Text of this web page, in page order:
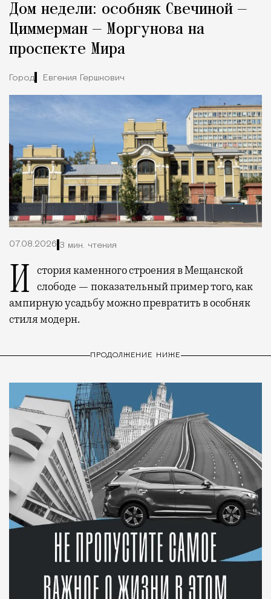
Город
Дом недели: особняк Свечиной —
Циммерман — Моргунова на
проспекте Мира
Город Евгения Гершкович
07.08.2026 3 мин. чтения
История каменного строения в Мещанской слободе — показательный пример того, как
ампирную усадьбу можно превратить в особняк
стиля модерн.
ПРОДОЛЖЕНИЕ НИЖЕ